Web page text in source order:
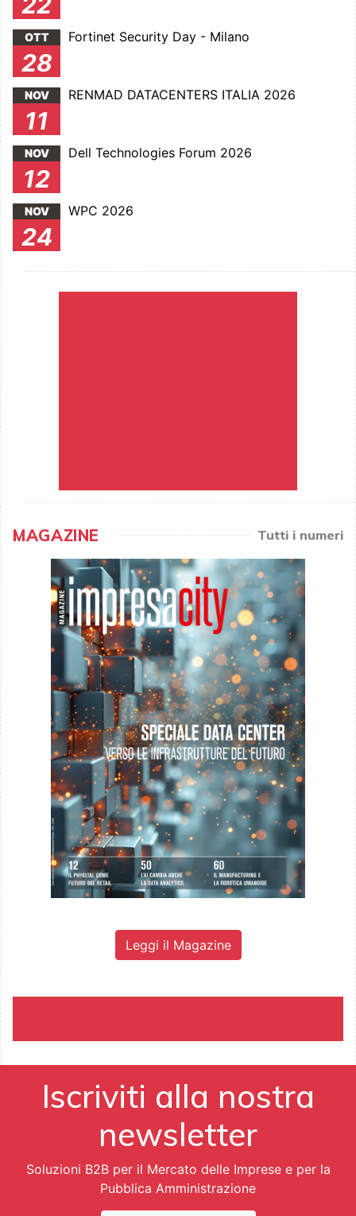
OTT
28
Fortinet Security Day - Milano
NOV
11
RENMAD DATACENTERS ITALIA 2026
NOV
12
Dell Technologies Forum 2026
NOV
24
WPC 2026
MAGAZINE Tutti i numeri
Leggi il Magazine
Iscriviti alla nostra
newsletter
Soluzioni B2B per il Mercato delle Imprese e per la
Pubblica Amministrazione